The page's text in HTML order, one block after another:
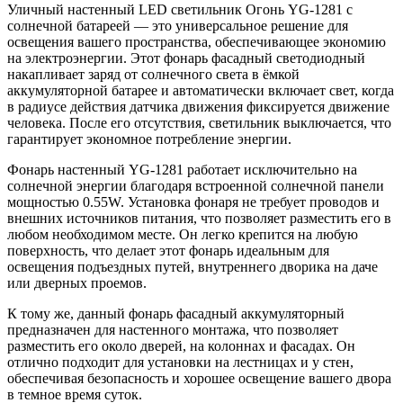
Уличный настенный LED светильник Огонь YG-1281 с
солнечной батареей — это универсальное решение для
освещения вашего пространства, обеспечивающее экономию
на электроэнергии. Этот фонарь фасадный светодиодный
накапливает заряд от солнечного света в ёмкой
аккумуляторной батарее и автоматически включает свет, когда
в радиусе действия датчика движения фиксируется движение
человека. После его отсутствия, светильник выключается, что
гарантирует экономное потребление энергии.
Фонарь настенный YG-1281 работает исключительно на
солнечной энергии благодаря встроенной солнечной панели
мощностью 0.55W. Установка фонаря не требует проводов и
внешних источников питания, что позволяет разместить его в
любом необходимом месте. Он легко крепится на любую
поверхность, что делает этот фонарь идеальным для
освещения подъездных путей, внутреннего дворика на даче
или дверных проемов.
К тому же, данный фонарь фасадный аккумуляторный
предназначен для настенного монтажа, что позволяет
разместить его около дверей, на колоннах и фасадах. Он
отлично подходит для установки на лестницах и у стен,
обеспечивая безопасность и хорошее освещение вашего двора
в темное время суток.